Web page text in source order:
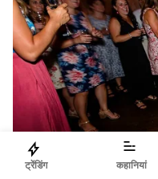
ट्रेंडिंग कहानियां